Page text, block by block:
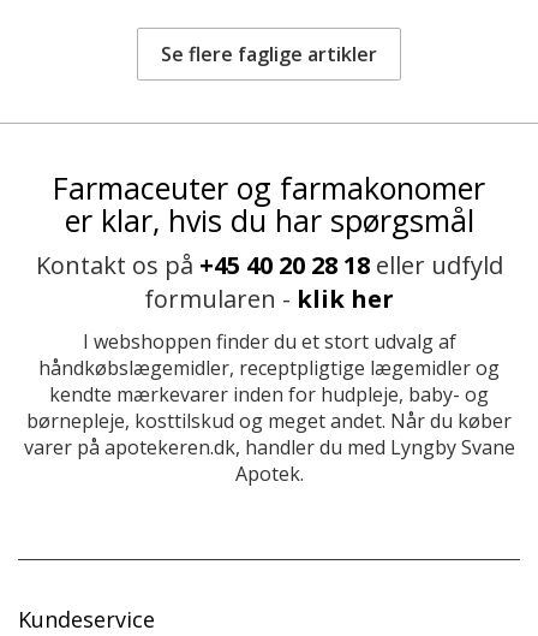
Se flere faglige artikler
Farmaceuter og farmakonomer
er klar, hvis du har spørgsmål
Kontakt os på +45 40 20 28 18eller udfyld
formularen - klik her
I webshoppen finder du et stort udvalg af
håndkøbslægemidler, receptpligtige lægemidler og
kendte mærkevarer inden for hudpleje, baby- og
børnepleje, kosttilskud og meget andet. Når du køber
varer på apotekeren.dk, handler du med Lyngby Svane
Apotek.
Kundeservice